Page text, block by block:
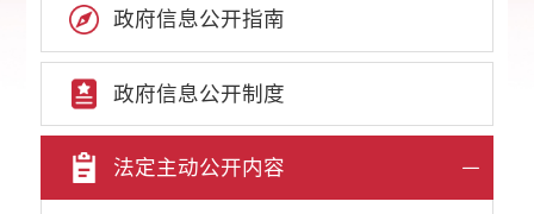
政府信息公开指南
政府信息公开制度
法定主动公开内容